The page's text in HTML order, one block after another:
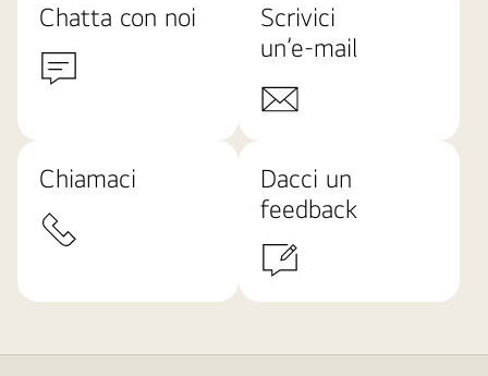
Chatta con noi
Scrivici
un’e-mail
Chiamaci
Dacci un
feedback